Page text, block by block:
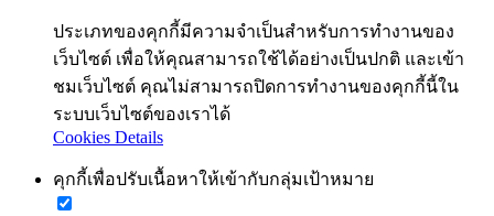
ประเภทของคุกกี้มีความจำเป็นสำหรับการทำงานของ
เว็บไซต์ เพื่อให้คุณสามารถใช้ได้อย่างเป็นปกติ และเข้า
ชมเว็บไซต์ คุณไม่สามารถปิดการทำงานของคุกกี้นี้ใน
ระบบเว็บไซต์ของเราได้
Cookies Details
คุกกี้เพื่อปรับเนื้อหาให้เข้ากับกลุ่มเป้าหมาย